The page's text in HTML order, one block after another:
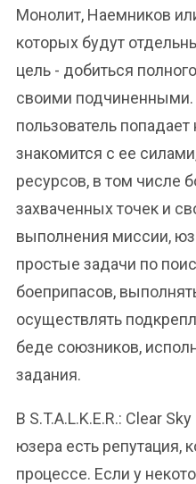
Монолит, Наемников
которых будут
цель - добиться
своими
пользователь попадает
знакомится с ее
ресурсов, в том числе
захваченных точек и
выполнения миссии,
простые задачи по
боеприпасов,
осуществлять
беде союзников,
задания.
В S.T.A.L.K.E.R.: Clear
юзера есть репутация,
процессе. Если у